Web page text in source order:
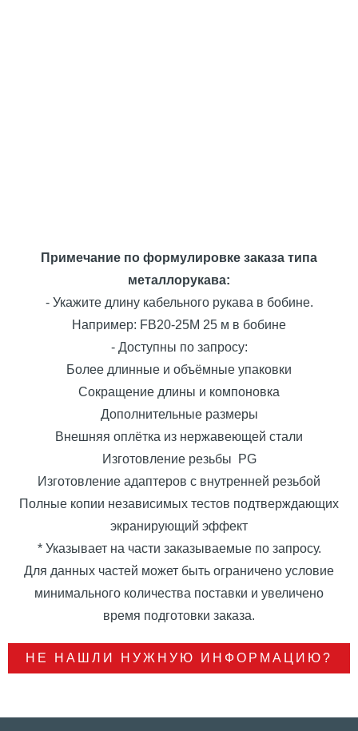
Примечание по формулировке заказа типа
металлорукава:
- Укажите длину кабельного рукава в бобине.
Например: FB20-25M 25 м в бобине
- Доступны по запросу:
Более длинные и объёмные упаковки
Сокращение длины и компоновка
Дополнительные размеры
Внешняя оплётка из нержавеющей стали
Изготовление резьбы PG
Изготовление адаптеров с внутренней резьбой
Полные копии независимых тестов подтверждающих
экранирующий эффект
* Указывает на части заказываемые по запросу.
Для данных частей может быть ограничено условие
минимального количества поставки и увеличено
время подготовки заказа.
НЕ НАШЛИ НУЖНУЮ ИНФОРМАЦИЮ?